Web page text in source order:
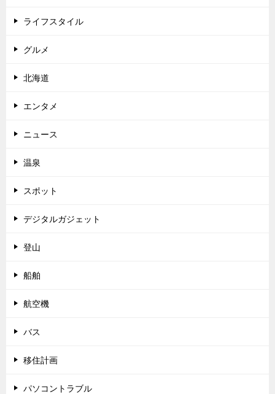
ライフスタイル
グルメ
北海道
エンタメ
ニュース
温泉
スポット
デジタルガジェット
登山
船舶
航空機
バス
移住計画
パソコントラブル